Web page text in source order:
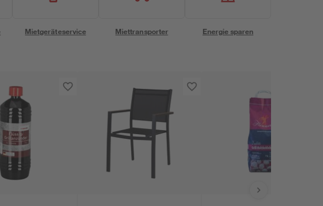
Mietgeräteservice Miettransporter Energie sparen